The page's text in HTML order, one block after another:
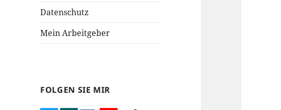
Datenschutz
Mein Arbeitgeber
FOLGEN SIE MIR